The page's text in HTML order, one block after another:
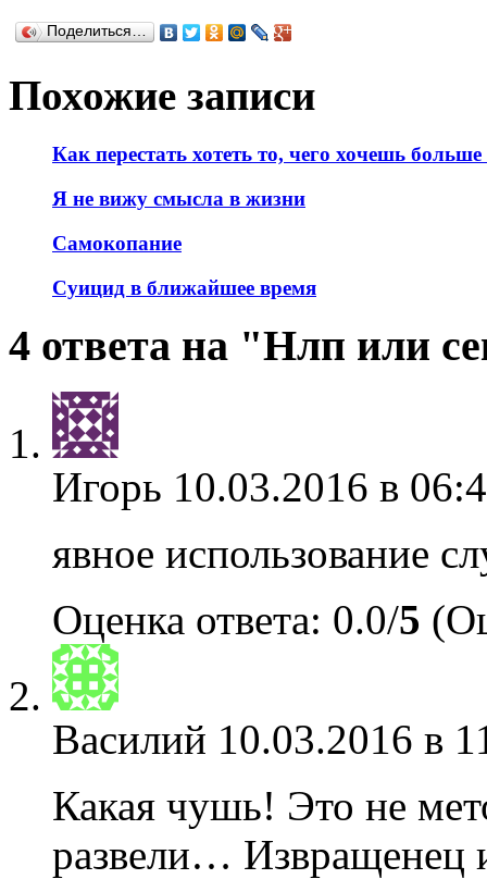
Поделиться…
Похожие записи
Как перестать хотеть то, чего хочешь больше
Я не вижу смысла в жизни
Самокопание
Суицид в ближайшее время
4 ответа на "Нлп или
Игорь 10.03.2016 в
явное использование
Оценка ответа: 0.0/5
Василий 10.03.2016 в
Какая чушь! Это не
развели… Извращенец